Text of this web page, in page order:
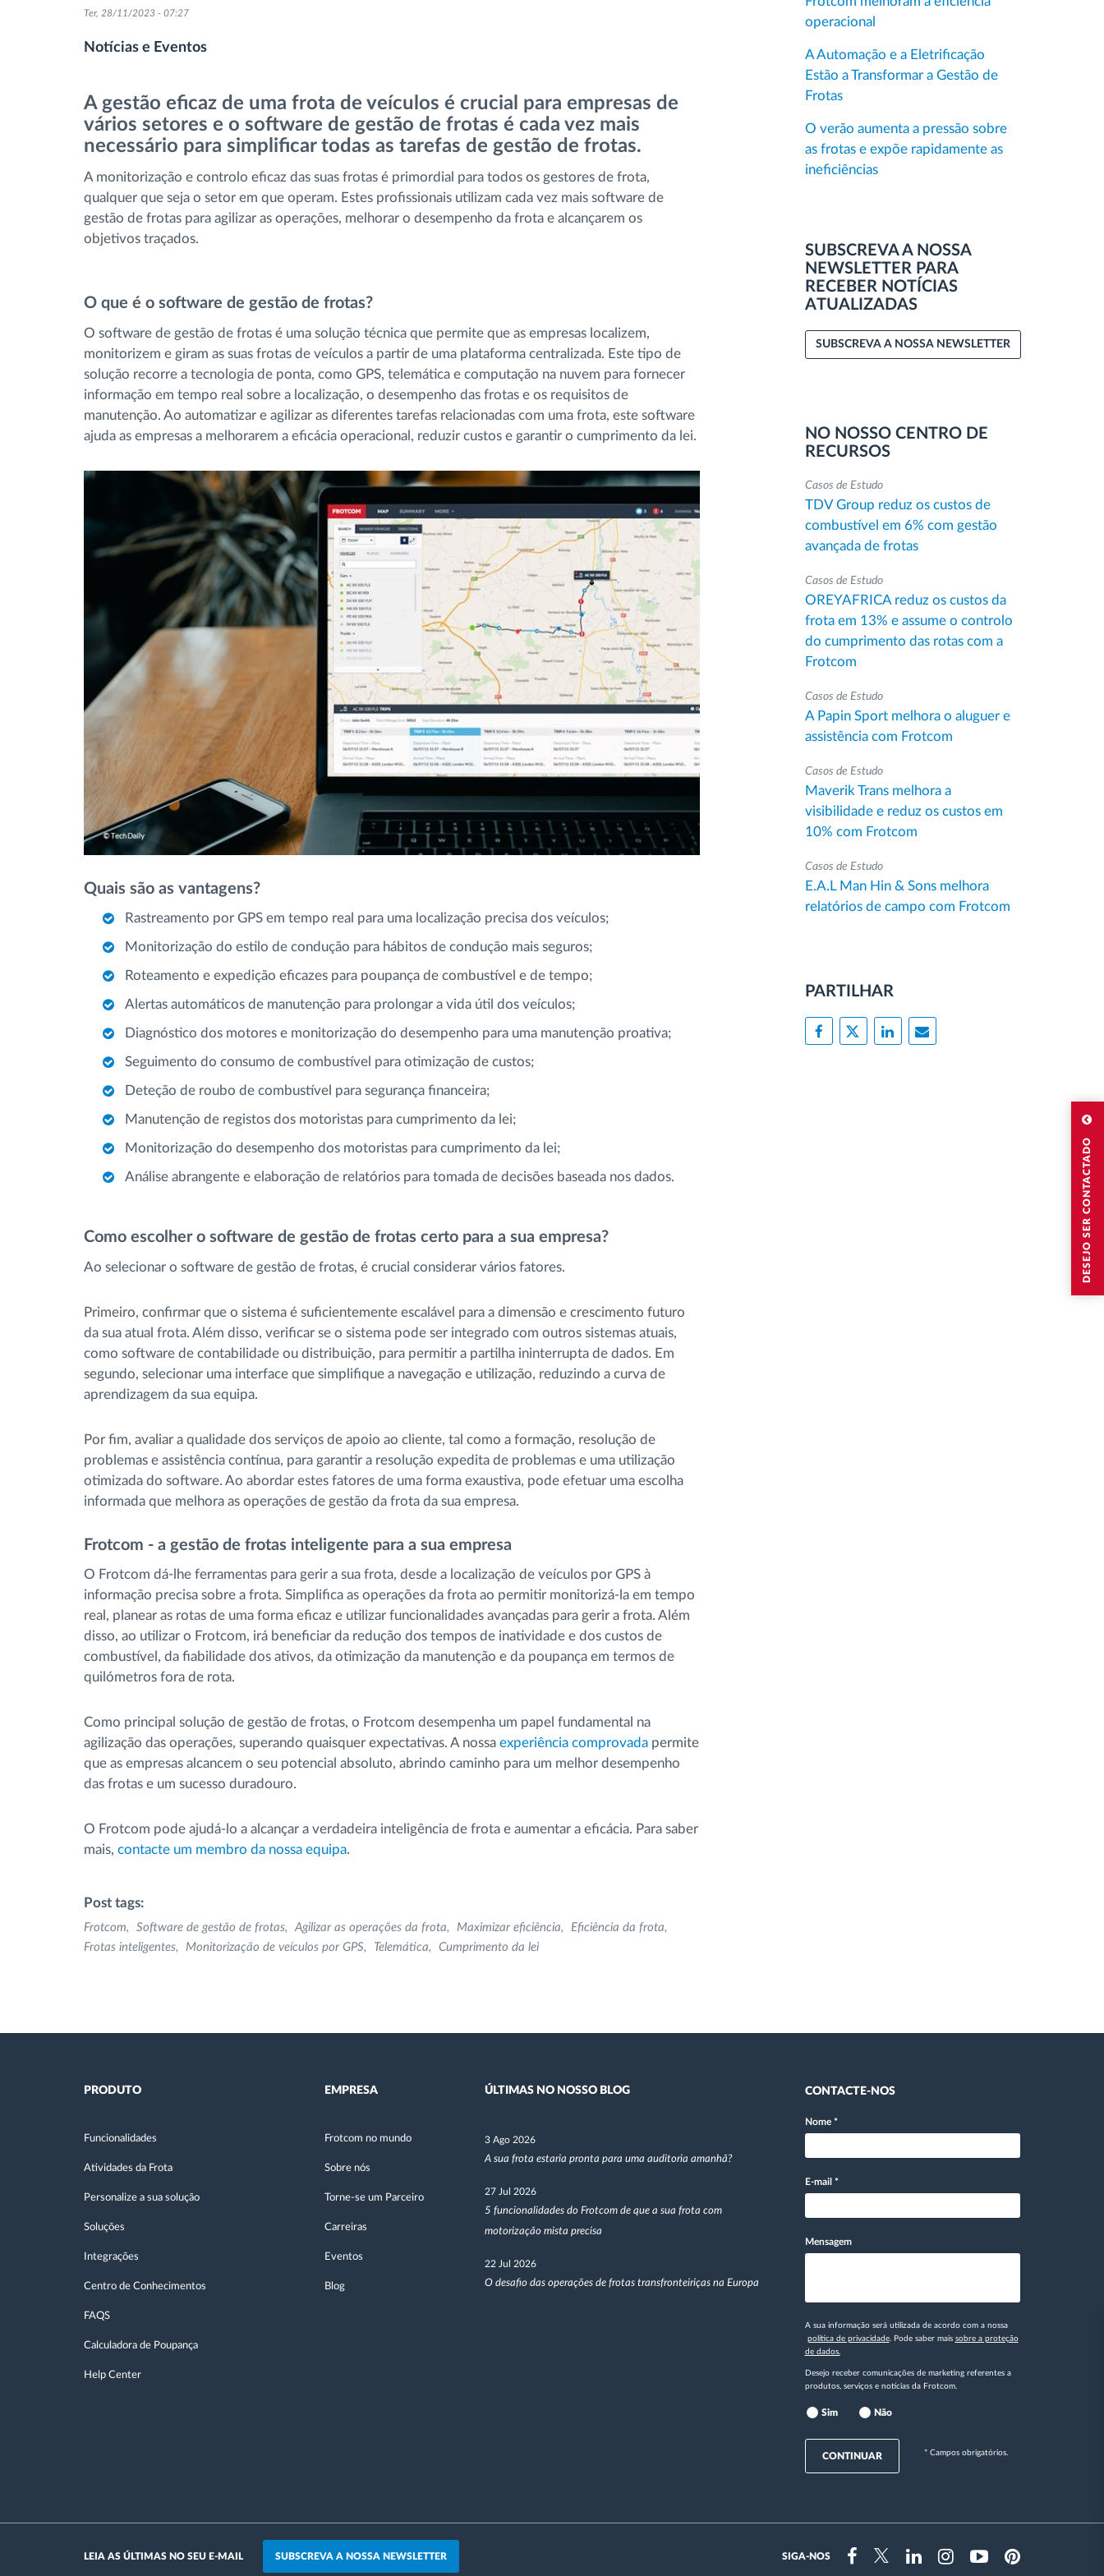
DESEJO SER CONTACTADO
Controlo de acesso
Planeamento e monitorização de rotas
Identificação automática de
condutores
Ver todas as funcionalidades
Ter, 28/11/2023 - 07:27
Notícias e Eventos
A gestão eficaz de uma frota de veículos é crucial para empresas de
vários setores e o software de gestão de frotas é cada vez mais
necessário para simplificar todas as tarefas de gestão de frotas.
A monitorização e controlo eficaz das suas frotas é primordial para todos os gestores de frota,
qualquer que seja o setor em que operam. Estes profissionais utilizam cada vez mais software de
gestão de frotas para agilizar as operações, melhorar o desempenho da frota e alcançarem os
objetivos traçados.
O que é o software de gestão de frotas?
O software de gestão de frotas é uma solução técnica que permite que as empresas localizem,
monitorizem e giram as suas frotas de veículos a partir de uma plataforma centralizada. Este tipo de
solução recorre a tecnologia de ponta, como GPS, telemática e computação na nuvem para fornecer
informação em tempo real sobre a localização, o desempenho das frotas e os requisitos de
manutenção. Ao automatizar e agilizar as diferentes tarefas relacionadas com uma frota, este software
ajuda as empresas a melhorarem a eficácia operacional, reduzir custos e garantir o cumprimento da lei.
Quais são as vantagens?
Rastreamento por GPS em tempo real para uma localização precisa dos veículos;
Monitorização do estilo de condução para hábitos de condução mais seguros;
Roteamento e expedição eficazes para poupança de combustível e de tempo;
Alertas automáticos de manutenção para prolongar a vida útil dos veículos;
Diagnóstico dos motores e monitorização do desempenho para uma manutenção proativa;
Seguimento do consumo de combustível para otimização de custos;
Deteção de roubo de combustível para segurança financeira;
Manutenção de registos dos motoristas para cumprimento da lei;
Monitorização do desempenho dos motoristas para cumprimento da lei;
Análise abrangente e elaboração de relatórios para tomada de decisões baseada nos dados.
Como escolher o software de gestão de frotas certo para a sua empresa?
Ao selecionar o software de gestão de frotas, é crucial considerar vários fatores.
Primeiro, confirmar que o sistema é suficientemente escalável para a dimensão e crescimento futuro
da sua atual frota. Além disso, verificar se o sistema pode ser integrado com outros sistemas atuais,
como software de contabilidade ou distribuição, para permitir a partilha ininterrupta de dados. Em
segundo, selecionar uma interface que simplifique a navegação e utilização, reduzindo a curva de
aprendizagem da sua equipa.
Por fim, avaliar a qualidade dos serviços de apoio ao cliente, tal como a formação, resolução de
problemas e assistência contínua, para garantir a resolução expedita de problemas e uma utilização
otimizada do software. Ao abordar estes fatores de uma forma exaustiva, pode efetuar uma escolha
informada que melhora as operações de gestão da frota da sua empresa.
Frotcom - a gestão de frotas inteligente para a sua empresa
O Frotcom dá-lhe ferramentas para gerir a sua frota, desde a localização de veículos por GPS à
informação precisa sobre a frota. Simplifica as operações da frota ao permitir monitorizá-la em tempo
real, planear as rotas de uma forma eficaz e utilizar funcionalidades avançadas para gerir a frota. Além
disso, ao utilizar o Frotcom, irá beneficiar da redução dos tempos de inatividade e dos custos de
combustível, da fiabilidade dos ativos, da otimização da manutenção e da poupança em termos de
quilómetros fora de rota.
Como principal solução de gestão de frotas, o Frotcom desempenha um papel fundamental na
agilização das operações, superando quaisquer expectativas. A nossa experiência comprovada permite
que as empresas alcancem o seu potencial absoluto, abrindo caminho para um melhor desempenho
das frotas e um sucesso duradouro.
O Frotcom pode ajudá-lo a alcançar a verdadeira inteligência de frota e aumentar a eficácia. Para saber
mais, contacte um membro da nossa equipa.
Post tags:
Frotcom Software de gestão de frotas Agilizar as operações da frota Maximizar eficiência
Eficiência da frota
Frotas inteligentes
Monitorização de veículos por GPS Telemática Cumprimento da lei
operacional
A Automação e a Eletrificação
Estão a Transformar a Gestão de
Frotas
O verão aumenta a pressão sobre
as frotas e expõe rapidamente as
ineficiências
SUBSCREVA A NOSSA
NEWSLETTER PARA
RECEBER NOTÍCIAS
ATUALIZADAS
SUBSCREVA A NOSSA NEWSLETTER
NO NOSSO CENTRO DE
RECURSOS
Casos de Estudo
TDV Group reduz os custos de
combustível em 6% com gestão
avançada de frotas
Casos de Estudo
OREYAFRICA reduz os custos da
frota em 13% e assume o controlo
do cumprimento das rotas com a
Frotcom
Casos de Estudo
A Papin Sport melhora o aluguer e
assistência com Frotcom
Casos de Estudo
Maverik Trans melhora a
visibilidade e reduz os custos em
10% com Frotcom
Casos de Estudo
E.A.L Man Hin & Sons melhora
relatórios de campo com Frotcom
PARTILHAR
PRODUTO
Funcionalidades
Atividades da Frota
Personalize a sua solução
Soluções
Integrações
Centro de Conhecimentos
FAQS
Calculadora de Poupança
Help Center
EMPRESA
Frotcom no mundo
Sobre nós
Torne-se um Parceiro
Carreiras
Eventos
Blog
ÚLTIMAS NO NOSSO BLOG
3 Ago 2026
A sua frota estaria pronta para uma auditoria amanhã?
27 Jul 2026
5 funcionalidades do Frotcom de que a sua frota com
motorização mista precisa
22 Jul 2026
O desafio das operações de frotas transfronteiriças na Europa
CONTACTE-NOS
Nome *
E-mail *
Mensagem
A sua informação será utilizada de acordo com a nossa
política de privacidade. Pode saber mais sobre a proteção
de dados.
Desejo receber comunicações de marketing referentes a
produtos, serviços e notícias da Frotcom.
Sim Não
CONTINUAR * Campos obrigatórios.
LEIA AS ÚLTIMAS NO SEU E-MAIL SUBSCREVA A NOSSA NEWSLETTER SIGA-NOS
FacebookTwitterLinkedinInstragramYoutubePinterest